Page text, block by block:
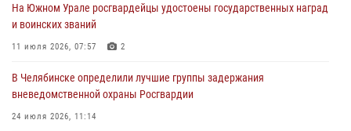
В Уральском округе Росгвардии состоялось заседание
оперативного штаба
30 июля 2026, 10:53
На Южном Урале росгвардейцы удостоены государственных наград
и воинских званий
11 июля 2026, 07:57 2
В Челябинске определили лучшие группы задержания
вневедомственной охраны Росгвардии
24 июля 2026, 11:14